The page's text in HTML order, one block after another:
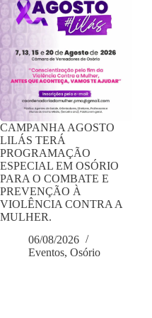
CAMPANHA AGOSTO
LILÁS TERÁ
PROGRAMAÇÃO
ESPECIAL EM OSÓRIO
PARA O COMBATE E
PREVENÇÃO À
VIOLÊNCIA CONTRA A
MULHER.
06/08/2026
Eventos, Osório